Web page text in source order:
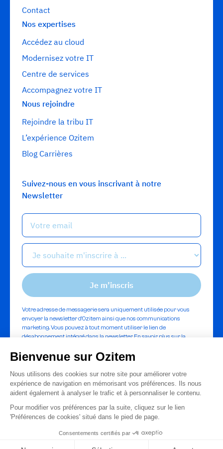
Contact
Nos expertises
Accédez au cloud
Modernisez votre IT
Centre de services
Accompagnez votre IT
Nous rejoindre
Rejoindre la tribu IT
L’expérience Ozitem
Blog Carrières
Suivez-nous en vous inscrivant à notre
Newsletter
Votre adresse de messagerie sera uniquement utilisée pour vous
envoyer la newsletter d'Ozitem ainsi que nos communications
marketing. Vous pouvez à tout moment utiliser le lien de
désabonnement intégré dans la newsletter. En savoir plus sur la
Gestion des cookies
Déclaration d’accessibilité
Mentions légales